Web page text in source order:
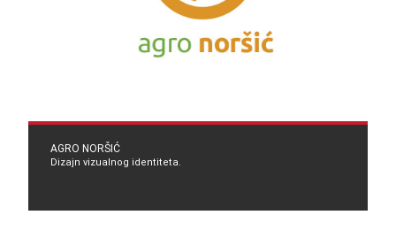
AGRO NORŠIĆ
Dizajn vizualnog identiteta.